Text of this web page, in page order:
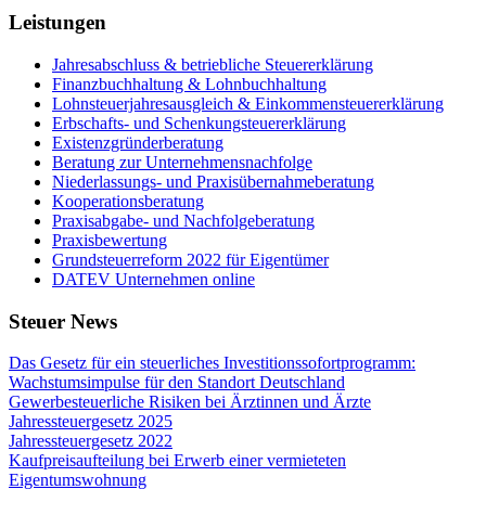
Leistungen
Jahresabschluss & betriebliche Steuererklärung
Finanzbuchhaltung & Lohnbuchhaltung
Lohnsteuerjahresausgleich & Einkommensteuererklärung
Erbschafts- und Schenkungsteuererklärung
Existenzgründerberatung
Beratung zur Unternehmensnachfolge
Niederlassungs- und Praxisübernahmeberatung
Kooperationsberatung
Praxisabgabe- und Nachfolgeberatung
Praxisbewertung
Grundsteuerreform 2022 für Eigentümer
DATEV Unternehmen online
Steuer News
Das Gesetz für ein steuerliches Investitionssofortprogramm:
Wachstumsimpulse für den Standort Deutschland
Gewerbesteuerliche Risiken bei Ärztinnen und Ärzte
Jahressteuergesetz 2025
Jahressteuergesetz 2022
Kaufpreisaufteilung bei Erwerb einer vermieteten
Eigentumswohnung